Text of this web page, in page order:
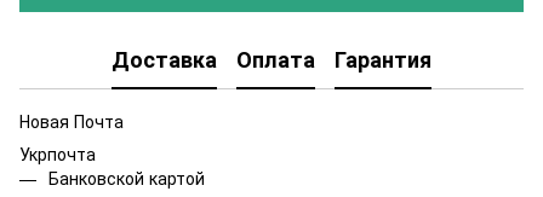
Доставка Оплата Гарантия
Новая Почта
Укрпочта
Банковской картой